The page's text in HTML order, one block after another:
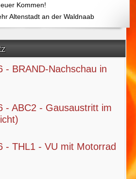
- BRAND-Nachschau in
- ABC2 - Gausaustritt im
- THL1 - VU mit Motorrad
Kommen!
Altenstadt an der Waldnaab